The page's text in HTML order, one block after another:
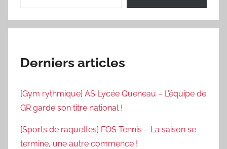
Derniers articles
[Gym rythmique] AS Lycée Queneau – L’équipe de
GR garde son titre national !
[Sports de raquettes] FOS Tennis – La saison se
termine, une autre commence !